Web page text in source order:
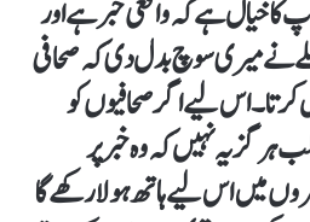
کا خیال ہے کہ واقعی خبر ہے اور
نے میری سوچ بدل دی کہ صحافی
کرتا۔ اس لیے اگر صحافیوں کو
ہرگز یہ نہیں کہ وہ خبر پر
میں اس لیے ہاتھ ہولا رکھے گا